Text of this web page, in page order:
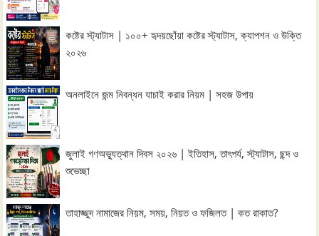
কষ্টের স্ট্যাটাস | ১০০+ হৃদয়ছোঁয়া কষ্টের স্ট্যাটাস, ক্যাপশন ও উক্তি
২০২৬
অনলাইনে জন্ম নিবন্ধন যাচাই করার নিয়ম | সহজ উপায়
জুলাই গণঅভ্যুত্থান দিবস ২০২৬ | ইতিহাস, তাৎপর্য, স্ট্যাটাস, ছন্দ ও
শুভেচ্ছা
তাহাজ্জুদ নামাজের নিয়ম, সময়, নিয়ত ও ফজিলত | কত রাকাত?